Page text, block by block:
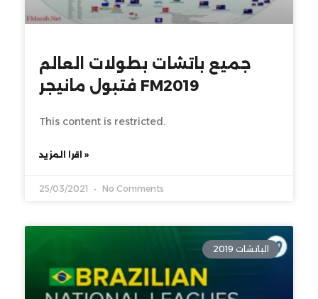
جميع باتشات بطولات العالم
فتبول مانيجر FM2019
This content is restricted.
اقرا المزيد »
25/03/2021 No Comments
الباتشات 2019